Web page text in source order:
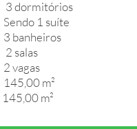
3 dormitórios
Sendo 1 suíte
3 banheiros
2 salas
2 vagas
145,00 m²
145,00 m²